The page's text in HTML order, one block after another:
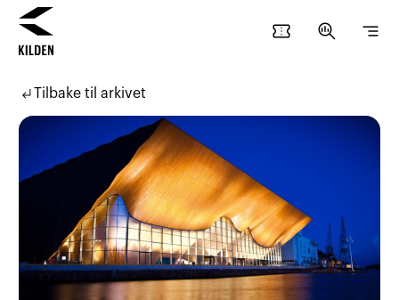
confirmation_number search_insights segment
subdirectory_arrow_leftTilbake til arkivet